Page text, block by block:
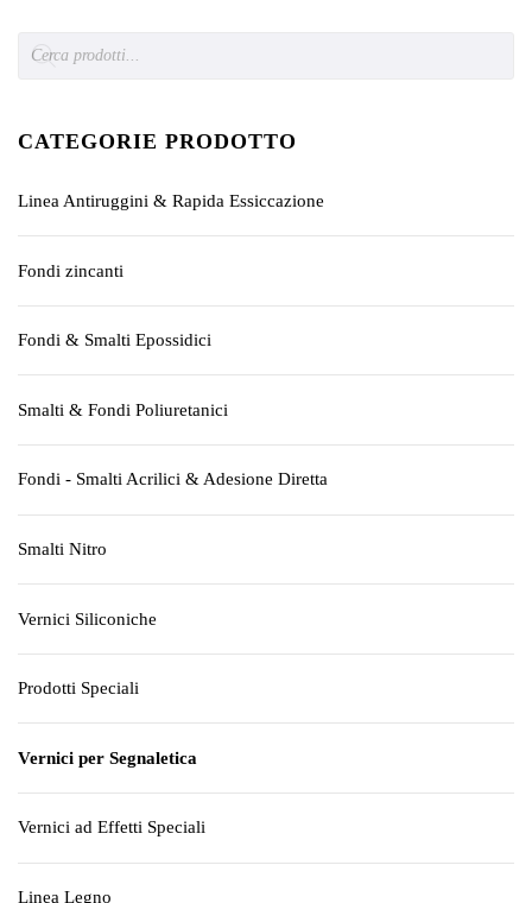
search
CATEGORIE PRODOTTO
Linea Antiruggini & Rapida Essiccazione
Fondi zincanti
Fondi & Smalti Epossidici
Smalti & Fondi Poliuretanici
Fondi - Smalti Acrilici & Adesione Diretta
Smalti Nitro
Vernici Siliconiche
Prodotti Speciali
Vernici per Segnaletica
Vernici ad Effetti Speciali
Linea Legno